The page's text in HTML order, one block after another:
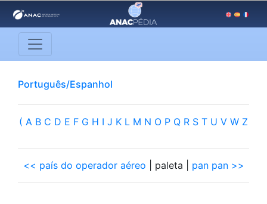
Português/Espanhol
( A B C D E F G H I J K L M N O P Q R S T U V W Z
<< país do operador aéreo | paleta | pan pan >>